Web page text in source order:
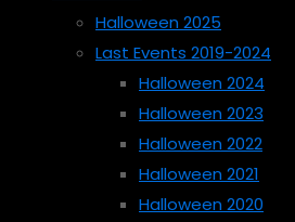
Halloween 2025
Last Events 2019-2024
Halloween 2024
Halloween 2023
Halloween 2022
Halloween 2021
Halloween 2020